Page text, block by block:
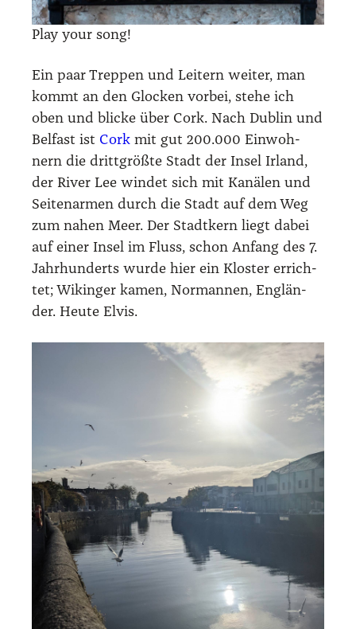
Play your song!
Ein paar Trep­pen und Lei­tern wei­ter, man
kommt an den Glo­cken vor­bei, ste­he ich
oben und bli­cke über Cork. Nach Dub­lin und
Bel­fast ist Cork mit gut 200.000 Ein­woh­
nern die dritt­größ­te Stadt der Insel Irland,
der River Lee win­det sich mit Kanä­len und
Sei­ten­ar­men durch die Stadt auf dem Weg
zum nahen Meer. Der Stadt­kern liegt dabei
auf einer Insel im Fluss, schon Anfang des 7.
Jahr­hun­derts wur­de hier ein Klos­ter errich­
tet; Wikin­ger kamen, Nor­man­nen, Eng­län­
der. Heu­te Elvis.